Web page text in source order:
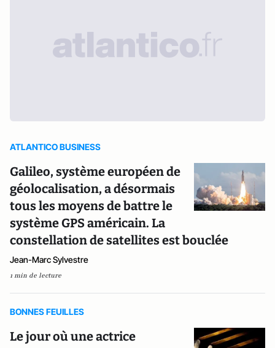
ATLANTICO BUSINESS
Galileo, système européen de
géolocalisation, a désormais
tous les moyens de battre le
système GPS américain. La
constellation de satellites est bouclée
Jean-Marc Sylvestre
1 min de lecture
BONNES FEUILLES
Le jour où une actrice